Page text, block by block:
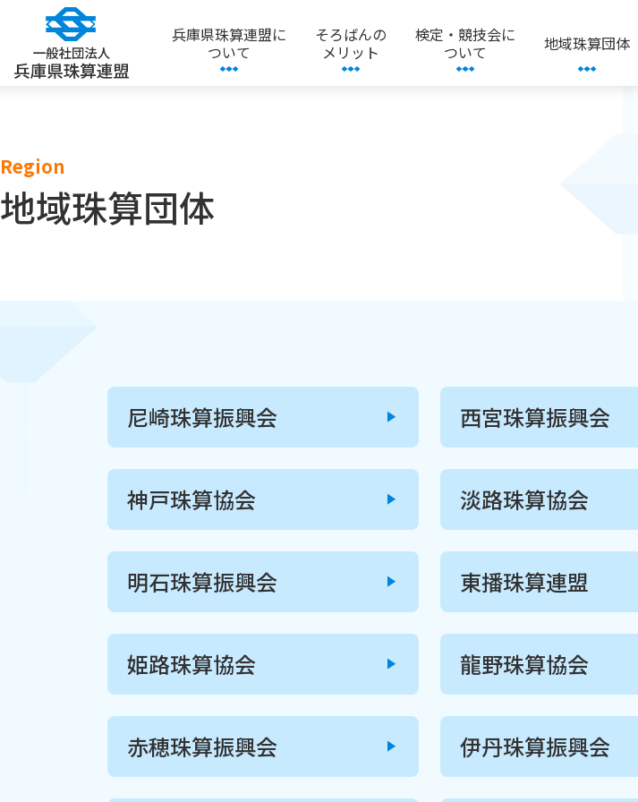
Region
地域珠算団体
尼崎珠算振興会 西宮珠算振興会
神戸珠算協会 淡路珠算協会
明石珠算振興会 東播珠算連盟
姫路珠算協会 龍野珠算協会
赤穂珠算振興会 伊丹珠算振興会
兵庫県珠算連盟に
ついて
そろばんの
メリット
検定・競技会に
ついて
地域珠算団体